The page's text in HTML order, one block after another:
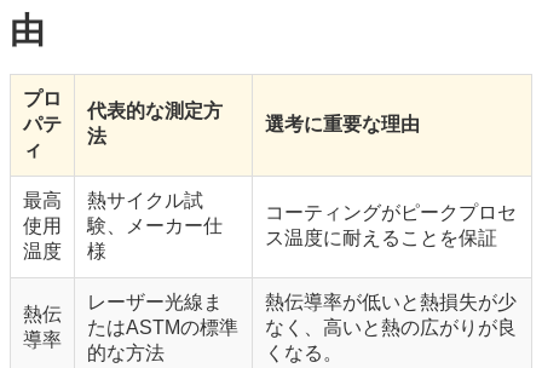
由
プロ
パテ
ィ
代表的な測定方
法
選考に重要な理由
最高
使用
温度
熱サイクル試
験、メーカー仕
様
コーティングがピークプロセ
ス温度に耐えることを保証
熱伝
導率
レーザー光線ま
たはASTMの標準
的な方法
熱伝導率が低いと熱損失が少
なく、高いと熱の広がりが良
くなる。